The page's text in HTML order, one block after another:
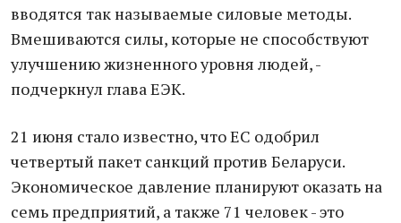
вводятся так называемые силовые методы.
Вмешиваются силы, которые не способствуют
улучшению жизненного уровня людей, -
подчеркнул глава ЕЭК.
21 июня стало известно, что ЕС одобрил
четвертый пакет санкций против Беларуси.
Экономическое давление планируют оказать на
семь предприятий, а также 71 человек - это